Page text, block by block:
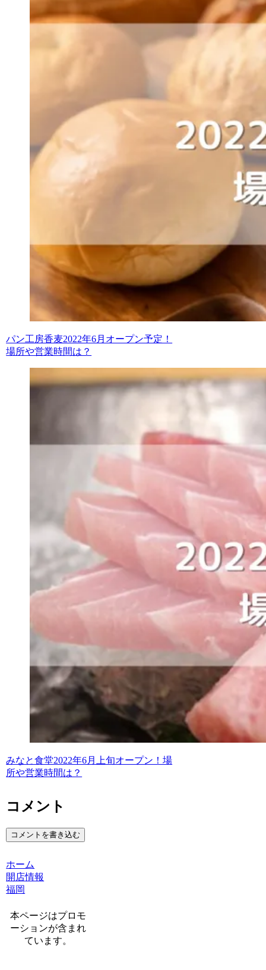
パン工房香麦2022年6月オープン予定！
場所や営業時間は？
みなと食堂2022年6月上旬オープン！場
所や営業時間は？
コメント
コメントを書き込む
ホーム
開店情報
福岡
本ページはプロモ
ーションが含まれ
ています。